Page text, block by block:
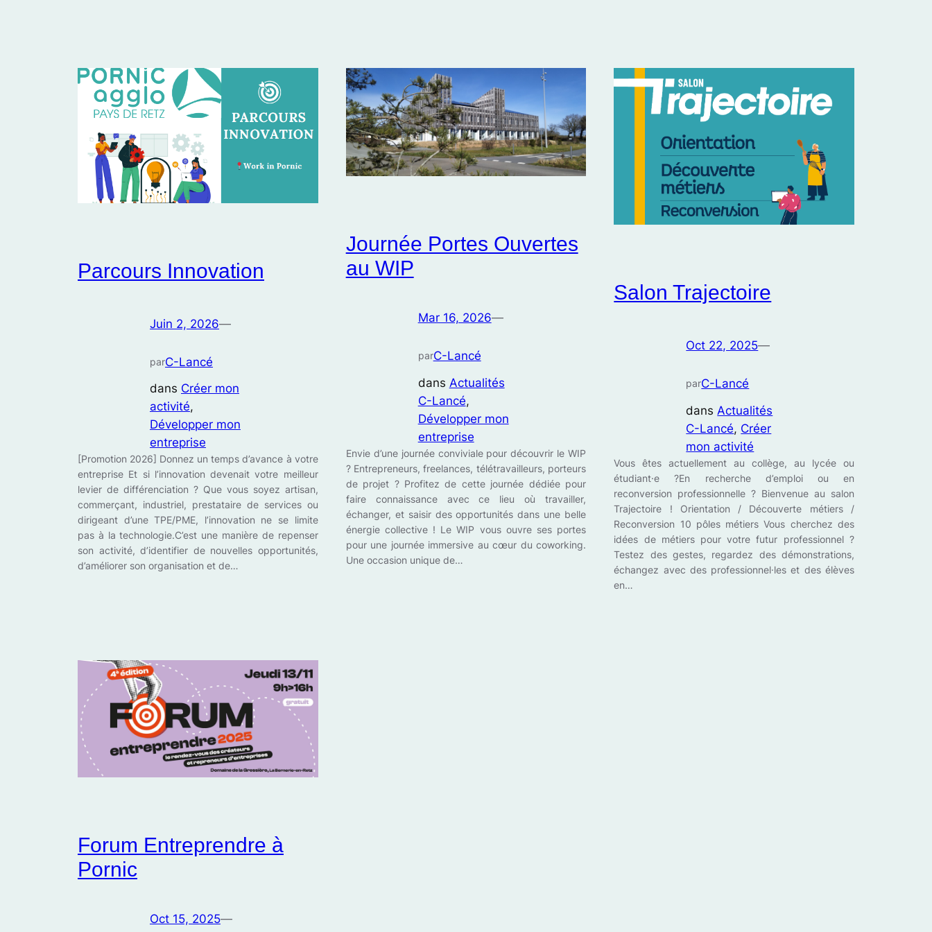
Parcours Innovation
Juin 2, 2026—
parC-Lancé
dans Créer mon
activité
Développer mon
entreprise
[Promotion 2026] Donnez un temps d’avance à votre
entreprise Et si l’innovation devenait votre meilleur
levier de différenciation ? Que vous soyez artisan,
commerçant, industriel, prestataire de services ou
dirigeant d’une TPE/PME, l’innovation ne se limite
pas à la technologie.C’est une manière de repenser
son activité, d’identifier de nouvelles opportunités,
d’améliorer son organisation et de…
Journée Portes Ouvertes
au WIP
Mar 16, 2026—
parC-Lancé
dans Actualités
C-Lancé
Développer mon
entreprise
Envie d’une journée conviviale pour découvrir le WIP
? Entrepreneurs, freelances, télétravailleurs, porteurs
de projet ? Profitez de cette journée dédiée pour
faire connaissance avec ce lieu où travailler,
échanger, et saisir des opportunités dans une belle
énergie collective ! Le WIP vous ouvre ses portes
pour une journée immersive au cœur du coworking.
Une occasion unique de…
Salon Trajectoire
Oct 22, 2025—
parC-Lancé
dans Actualités
C-Lancé, Créer
mon activité
Vous êtes actuellement au collège, au lycée ou
étudiant·e ?En recherche d’emploi ou en
reconversion professionnelle ? Bienvenue au salon
Trajectoire ! Orientation / Découverte métiers /
Reconversion 10 pôles métiers Vous cherchez des
idées de métiers pour votre futur professionnel ?
Testez des gestes, regardez des démonstrations,
échangez avec des professionnel·les et des élèves
en…
Forum Entreprendre à
Pornic
Oct 15, 2025—